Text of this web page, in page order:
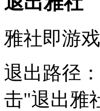
雅社即游
退出路径
击"退出雅